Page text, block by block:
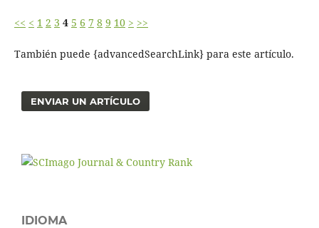
<< < 1 2 3 4 5 6 7 8 9 10 > >>
También puede {advancedSearchLink} para este artículo.
ENVIAR UN ARTÍCULO
IDIOMA